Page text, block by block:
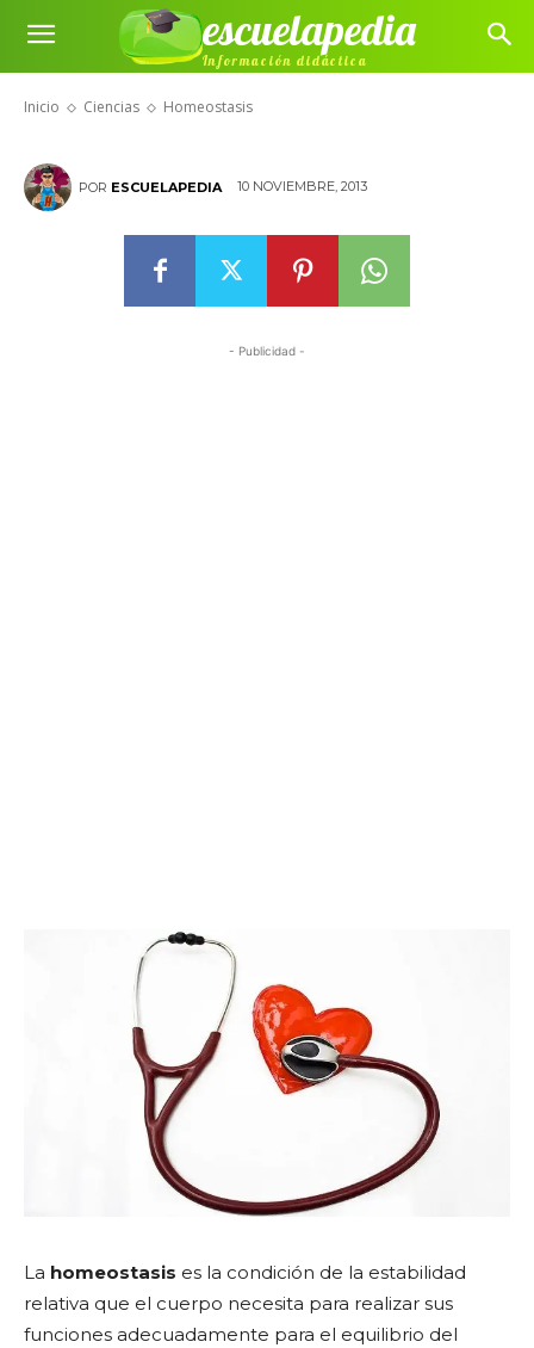
escuelapedia
Información didáctica
Inicio Ciencias Homeostasis
Homeostasis
POR ESCUELAPEDIA 10 NOVIEMBRE, 2013
- Publicidad -
La homeostasis es la condición de la estabilidad
relativa que el cuerpo necesita para realizar sus
funciones adecuadamente para el equilibrio del